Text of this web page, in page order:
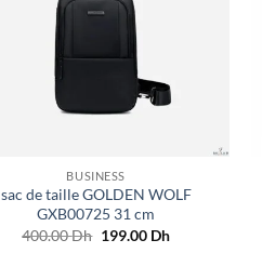
BUSINESS
sac de taille GOLDEN WOLF
GXB00725 31 cm
400.00Dh Le
199.00 DhLe